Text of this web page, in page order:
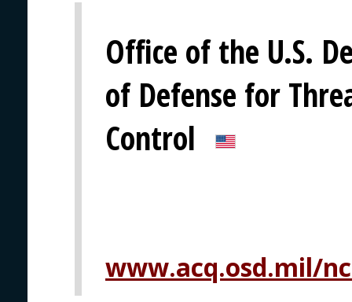
Office of the U.S.
of Defense for
Control
www.acq.osd.mil/